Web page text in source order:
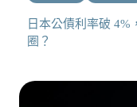
日本公債利率破 4%
圈？